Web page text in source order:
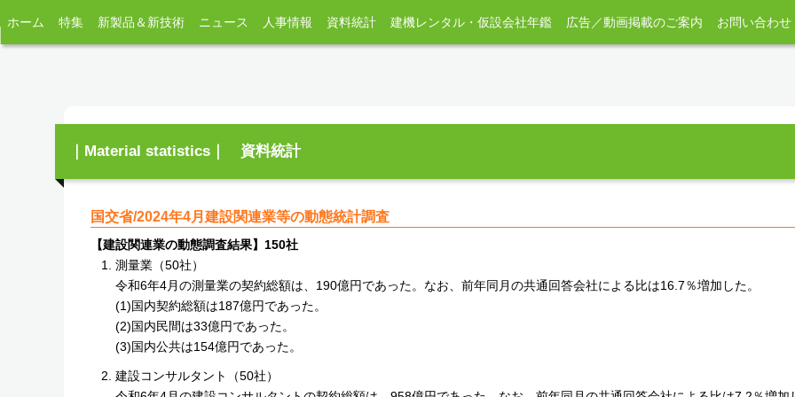
ホーム 特集 新製品＆新技術 ニュース 人事情報 資料統計 建機レンタル・仮設会社年鑑 広告／動画掲載のご案内 お問い合わせ
｜Material statistics｜ 資料統計
国交省/2024年4月建設関連業等の動態統計調査
【建設関連業の動態調査結果】150社
測量業（50社）
令和6年4月の測量業の契約総額は、190億円であった。なお、前年同月の共通回答会社による比は16.7％増加した。
(1)国内契約総額は187億円であった。
(2)国内民間は33億円であった。
(3)国内公共は154億円であった。
建設コンサルタント（50社）